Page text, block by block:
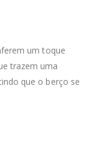
um toque
trazem uma
que o berço se